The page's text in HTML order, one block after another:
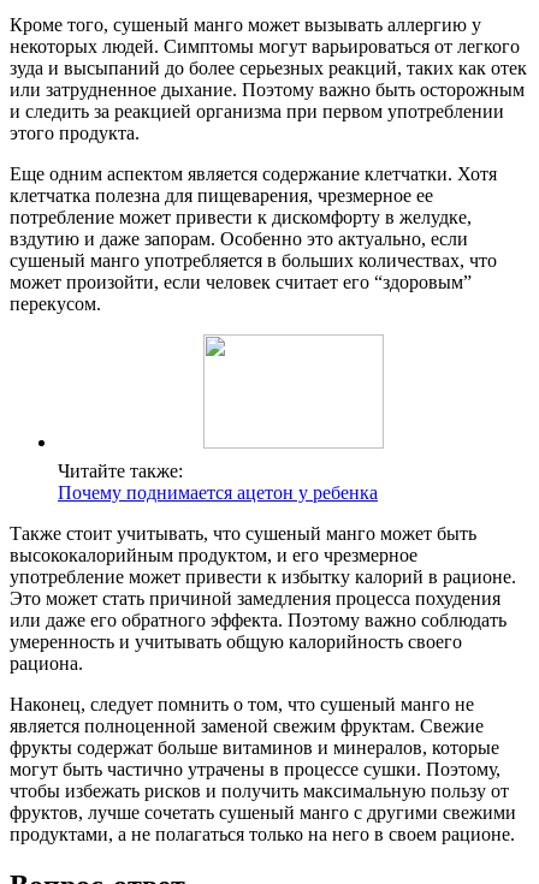
Кроме того, сушеный манго может вызывать аллергию у
некоторых людей. Симптомы могут варьироваться от легкого
зуда и высыпаний до более серьезных реакций, таких как отек
или затрудненное дыхание. Поэтому важно быть осторожным
и следить за реакцией организма при первом употреблении
этого продукта.
Еще одним аспектом является содержание клетчатки. Хотя
клетчатка полезна для пищеварения, чрезмерное ее
потребление может привести к дискомфорту в желудке,
вздутию и даже запорам. Особенно это актуально, если
сушеный манго употребляется в больших количествах, что
может произойти, если человек считает его “здоровым”
перекусом.
Читайте также:
Почему поднимается ацетон у ребенка
Также стоит учитывать, что сушеный манго может быть
высококалорийным продуктом, и его чрезмерное
употребление может привести к избытку калорий в рационе.
Это может стать причиной замедления процесса похудения
или даже его обратного эффекта. Поэтому важно соблюдать
умеренность и учитывать общую калорийность своего
рациона.
Наконец, следует помнить о том, что сушеный манго не
является полноценной заменой свежим фруктам. Свежие
фрукты содержат больше витаминов и минералов, которые
могут быть частично утрачены в процессе сушки. Поэтому,
чтобы избежать рисков и получить максимальную пользу от
фруктов, лучше сочетать сушеный манго с другими свежими
продуктами, а не полагаться только на него в своем рационе.